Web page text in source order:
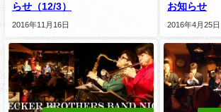
らせ（12/3）
2016年11月16日
お知らせ
2016年4月25日